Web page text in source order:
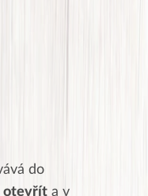
do
otevřít a v